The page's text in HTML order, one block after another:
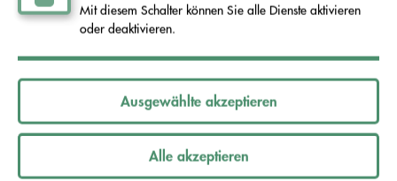
Kostenersparnis:Durch die Verwendung von
Fertigkompost können Sie Geld sparen, da
weniger synthetische Düngemittel und Pestizide
eingesetzt werden müssen.
Mit diesem Schalter können Sie alle Dienste aktivieren
oder deaktivieren.
Ausgewählte akzeptieren
Alle akzeptieren